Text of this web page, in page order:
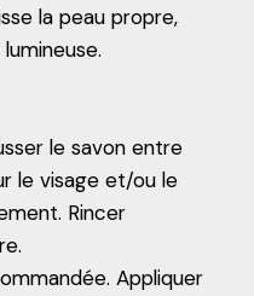
la peau propre,
le savon entre
le visage et/ou le
Rincer
Appliquer